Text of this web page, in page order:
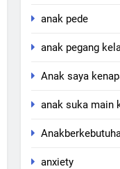
anak pede
anak pegang
Anak saya
anak suka main
anxiety